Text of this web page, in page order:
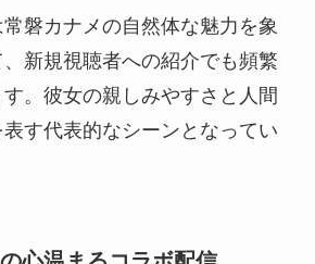
磐カナメの自然体な魅力を象
新規視聴者への紹介でも頻繁
。彼女の親しみやすさと人間
す代表的なシーンとなってい